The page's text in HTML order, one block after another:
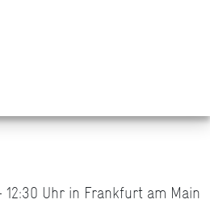
12:30 Uhr in Frankfurt am Main